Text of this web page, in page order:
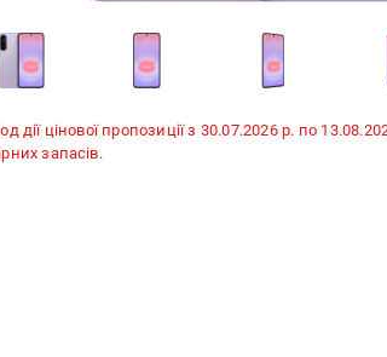
дії цінової пропозиції з 30.07.2026 р. по
запасів.